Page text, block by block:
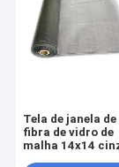
Tela de janela de
fibra de vidro de
malha 14x14